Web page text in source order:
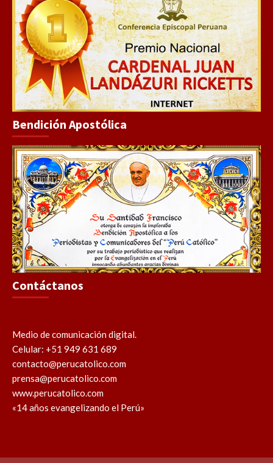
Bendición Apostólica
Contáctanos
Medio de comunicación digital.
Celular: +51 949 631 689
contacto@perucatolico.com
prensa@perucatolico.com
www.perucatolico.com
«14 años evangelizando el Perú»